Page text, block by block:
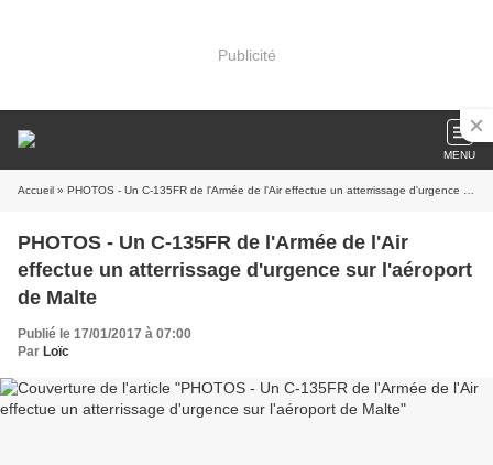
Publicité
MENU
Accueil » PHOTOS - Un C-135FR de l'Armée de l'Air effectue un atterrissage d'urgence sur l'aéroport de Malte
PHOTOS - Un C-135FR de l'Armée de l'Air
effectue un atterrissage d'urgence sur l'aéroport
de Malte
Publié le 17/01/2017 à 07:00
Par Loïc